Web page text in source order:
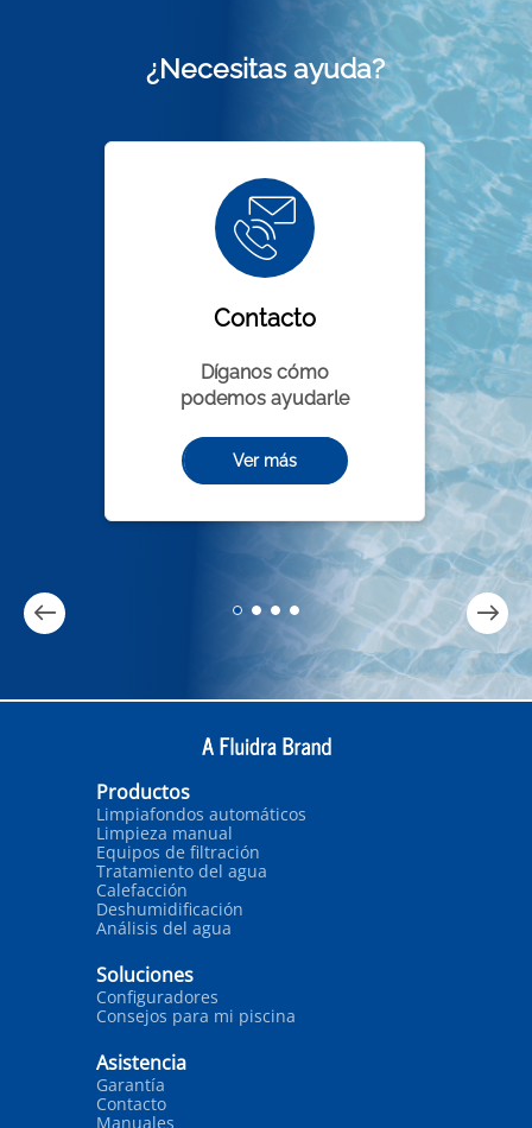
¿Necesitas ayuda?
Contacto
Díganos cómo
podemos ayudarle
Ver más
Productos
Limpiafondos automáticos
Limpieza manual
Equipos de filtración
Tratamiento del agua
Calefacción
Deshumidificación
Análisis del agua
Soluciones
Configuradores
Consejos para mi piscina
Asistencia
Garantía
Contacto
Manuales